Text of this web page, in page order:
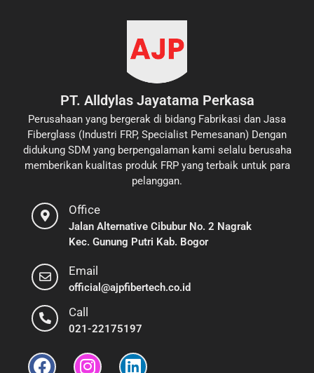
PT. Alldylas Jayatama Perkasa
Perusahaan yang bergerak di bidang Fabrikasi dan Jasa
Fiberglass (Industri FRP, Specialist Pemesanan) Dengan
didukung SDM yang berpengalaman kami selalu berusaha
memberikan kualitas produk FRP yang terbaik untuk para
pelanggan.
Office
Jalan Alternative Cibubur No. 2 Nagrak
Kec. Gunung Putri Kab. Bogor
Email
official@ajpfibertech.co.id
Call
021-22175197